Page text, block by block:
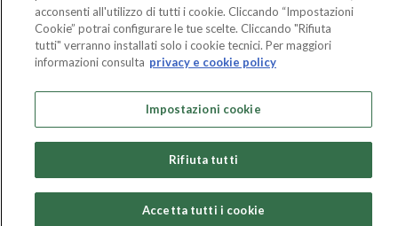
acconsenti all'utilizzo di tutti i cookie. Cliccando “Impostazioni
Cookie” potrai configurare le tue scelte. Cliccando "Rifiuta
tutti" verranno installati solo i cookie tecnici. Per maggiori
informazioni consulta privacy e cookie policy
Impostazioni cookie
Rifiuta tutti
Accetta tutti i cookie